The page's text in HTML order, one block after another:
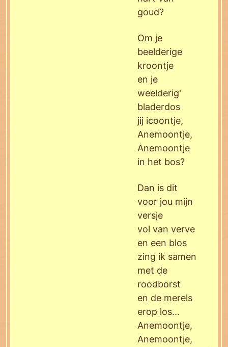
goud?
Om je
beelderige
kroontje
en je
weelderig'
bladerdos
jij icoontje,
Anemoontje,
Anemoontje
in het bos?
Dan is dit
voor jou mijn
versje
vol van verve
en een blos
zing ik samen
met de
roodborst
en de merels
erop los...
Anemoontje,
Anemoontje,